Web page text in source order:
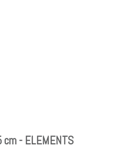
cm - ELEMENTS